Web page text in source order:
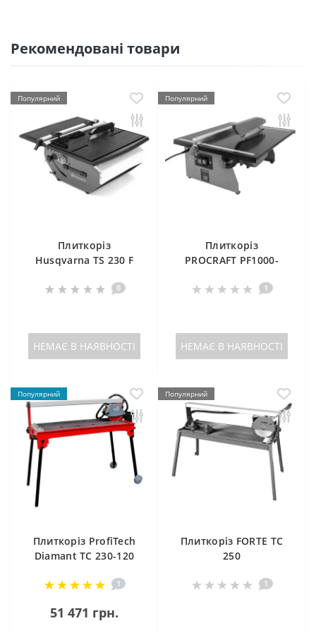
Рекомендовані товари
Популярний
Плиткоріз
Husqvarna TS 230 F
0
НЕМАЄ В НАЯВНОСТІ
Популярний
Плиткоріз
PROCRAFT PF1000-
1
НЕМАЄ В НАЯВНОСТІ
Популярний
Плиткоріз ProfiTech
Diamant ТС 230-120
1
51 471 грн.
Популярний
Плиткоріз FORTE TC
250
1